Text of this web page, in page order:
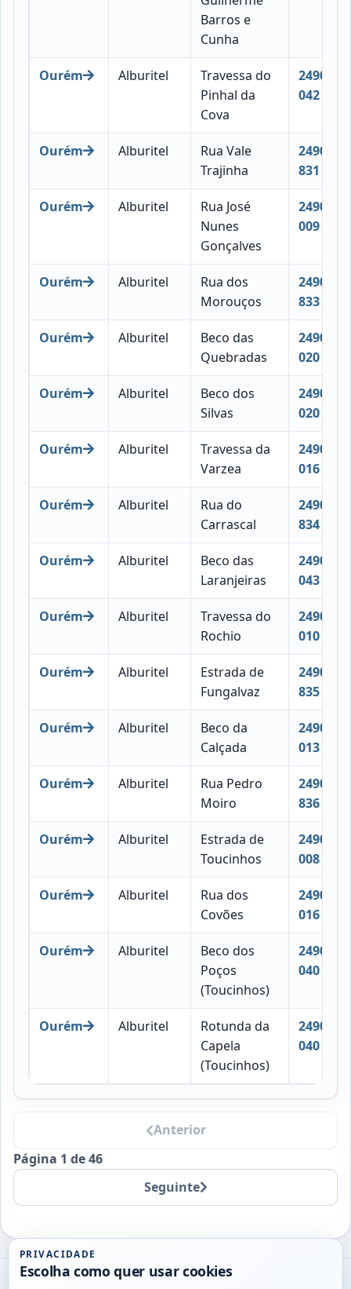
Barros e
Cunha
Ourém Alburitel
Travessa do
Pinhal da
Cova
2490-
042
Ourém Alburitel
Rua Vale
Trajinha
2490-
831
Ourém Alburitel
Rua José
Nunes
Gonçalves
2490-
009
Ourém Alburitel
Rua dos
Morouços
2490-
833
Ourém Alburitel
Beco das
Quebradas
2490-
020
Ourém Alburitel
Beco dos
Silvas
2490-
020
Ourém Alburitel
Travessa da
Varzea
2490-
016
Ourém Alburitel
Rua do
Carrascal
2490-
834
Ourém Alburitel
Beco das
Laranjeiras
2490-
043
Ourém Alburitel
Travessa do
Rochio
2490-
010
Ourém Alburitel
Estrada de
Fungalvaz
2490-
835
Ourém Alburitel
Beco da
Calçada
2490-
013
Ourém Alburitel
Rua Pedro
Moiro
2490-
836
Ourém Alburitel
Estrada de
Toucinhos
2490-
008
Ourém Alburitel
Rua dos
Covões
2490-
016
Ourém Alburitel
Beco dos
Poços
(Toucinhos)
2490-
040
Ourém Alburitel
Rotunda da
Capela
(Toucinhos)
2490-
040
Anterior
Página 1 de 46
Seguinte
Utils
PRIVACIDADE
Escolha como quer usar cookies